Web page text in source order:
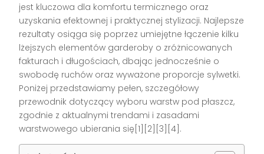
jest kluczowa dla komfortu termicznego oraz
uzyskania efektownej i praktycznej stylizacji. Najlepsze
rezultaty osiąga się poprzez umiejętne łączenie kilku
lżejszych elementów garderoby o zróżnicowanych
fakturach i długościach, dbając jednocześnie o
swobodę ruchów oraz wyważone proporcje sylwetki.
Poniżej przedstawiamy pełen, szczegółowy
przewodnik dotyczący wyboru warstw pod płaszcz,
zgodnie z aktualnymi trendami i zasadami
warstwowego ubierania się[1][2][3][4].